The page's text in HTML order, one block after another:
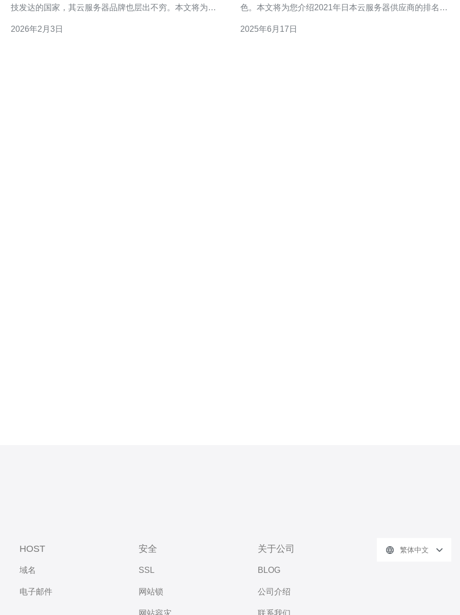
技发达的国家，其云服务器品牌也层出不穷。本文将为您
找到最适合您的服务。 以下是我们为您精心整理的三条精
2026年2月3日
色。本文将为您介绍2021年日本云服务器供应商的排名情
日本云服务器供应商的排名： Amazon Web
2025年6月17日
HOST
域名
电子邮件
安全
SSL
网站锁
网站容灾
关于公司
BLOG
公司介绍
联系我们
繁体中文